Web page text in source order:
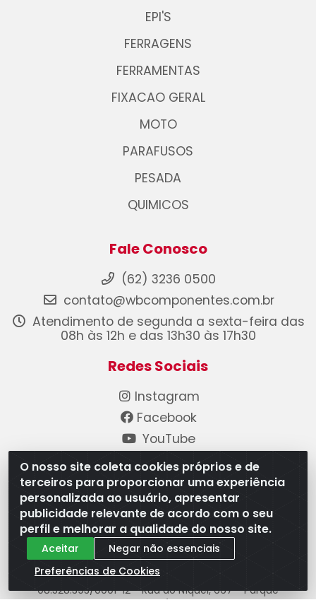
O nosso site coleta cookies próprios e de
terceiros para proporcionar uma experiência
personalizada ao usuário, apresentar
publicidade relevante de acordo com o seu
perfil e melhorar a qualidade do nosso site.
Aceitar
Negar não essenciais
Preferências de Cookies
EPI'S
FERRAGENS
FERRAMENTAS
FIXACAO GERAL
MOTO
PARAFUSOS
PESADA
QUIMICOS
Fale Conosco
(62) 3236 0500
contato@wbcomponentes.com.br
Atendimento de segunda a sexta-feira das
08h às 12h e das 13h30 às 17h30
Redes Sociais
Instagram
Facebook
YouTube
Linkedin
Formas de Pagamento
WB Componentes Automotivos LTDA - CNPJ
08.528.393/0001-12 - Rua do Níquel, 667 - Parque